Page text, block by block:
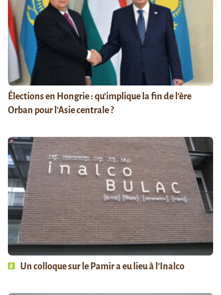
Élections en Hongrie : qu’implique la fin de l’ère
Orban pour l’Asie centrale ?
Un colloque sur le Pamir a eu lieu à l’Inalco